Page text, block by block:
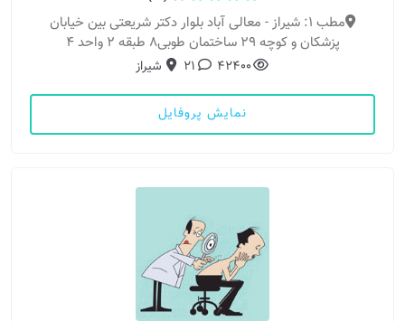
مطب 1: شیراز - معالی آباد بلوار دکتر شریعتی بین خیابان
پزشکان و کوچه ۲۹ ساختمان طوبی۸ طبقه ۲ واحد ۴
42400
21 شیراز
نمایش پروفایل